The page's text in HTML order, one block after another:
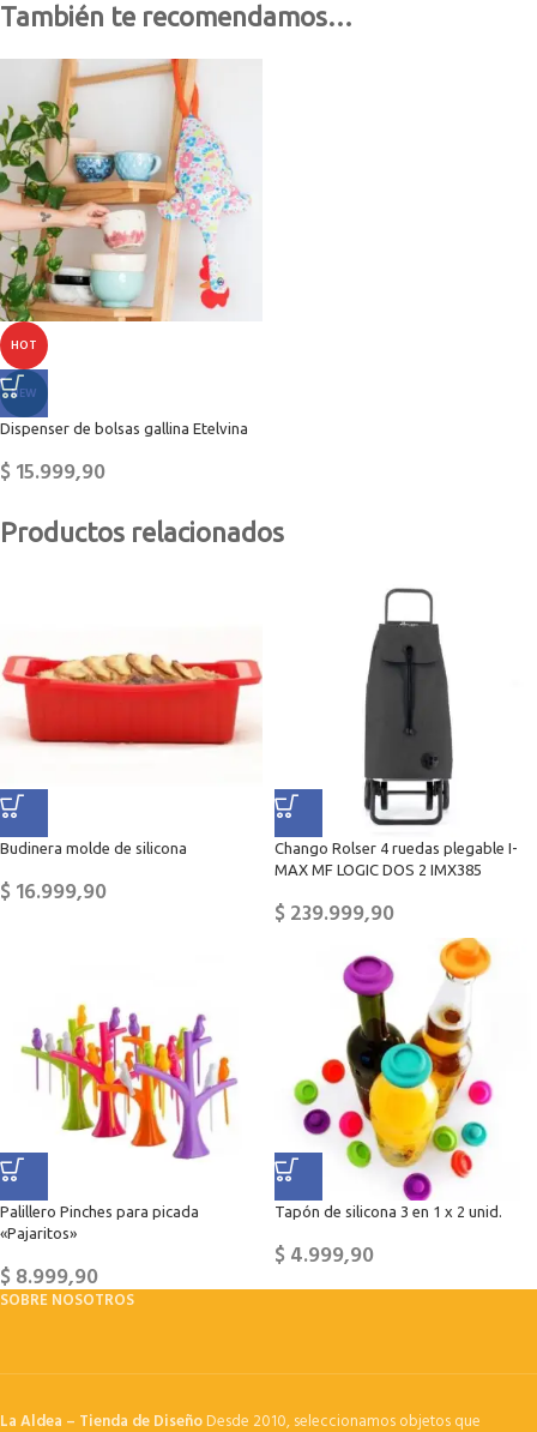
También te recomendamos…
HOT
NEW
Dispenser de bolsas gallina Etelvina
$15.999,90
Productos relacionados
Budinera molde de silicona
$16.999,90
Chango Rolser 4 ruedas plegable I-
MAX MF LOGIC DOS 2 IMX385
$239.999,90
Palillero Pinches para picada
«Pajaritos»
$8.999,90
Tapón de silicona 3 en 1 x 2 unid.
$4.999,90
SOBRE NOSOTROS
La Aldea – Tienda de DiseñoDesde 2010, seleccionamos objetos que